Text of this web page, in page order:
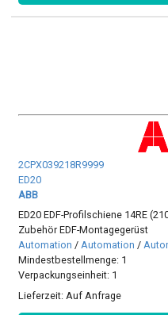
2CPX039218R9999
ED20
ABB
ED20 EDF-Profilschiene 14RE
Zubehör EDF-Montagegerüst
Automation /Automation /
Mindestbestellmenge: 1
Verpackungseinheit: 1
Lieferzeit: Auf Anfrage